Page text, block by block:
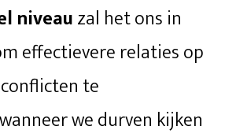
niveauzal het ons in
effectievere relaties op
te
we durven kijken